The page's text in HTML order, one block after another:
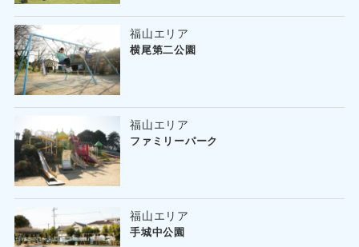
福山エリア
横尾第二公園
福山エリア
ファミリーパーク
福山エリア
手城中公園